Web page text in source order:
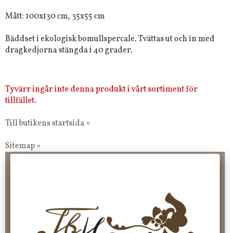
Mått: 100x130 cm, 35x55 cm
Bäddset i ekologisk bomullspercale. Tvättas ut och in med
dragkedjorna stängda i 40 grader.
Tyvärr ingår inte denna produkt i vårt sortiment för
tillfället.
Till butikens startsida »
Sitemap »
Faktura 0 kr. Hos oss betalar du enkelt och smidigt med KLARNA
CHECKOUT. Välj själv hur du vill betala mellan alla Klarnas
betalningstjänster. Och du kan även välja PAYSON betalningstjänst.